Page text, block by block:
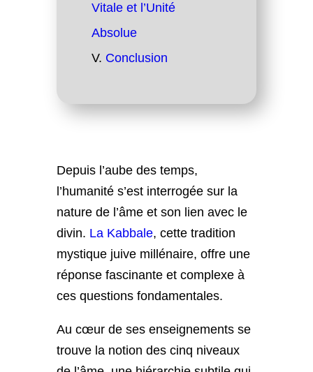
Vitale et l’Unité
Absolue
Conclusion
Depuis l’aube des temps,
l’humanité s’est interrogée sur la
nature de l’âme et son lien avec le
divin. La Kabbale, cette tradition
mystique juive millénaire, offre une
réponse fascinante et complexe à
ces questions fondamentales.
Au cœur de ses enseignements se
trouve la notion des cinq niveaux